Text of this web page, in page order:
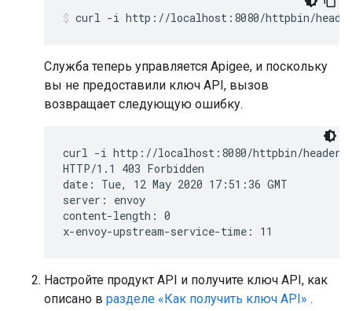
Служба теперь управляется Apigee, и поскольку
вы не предоставили ключ API, вызов
возвращает следующую ошибку.
curl -i http://localhost:8080/httpbin/headers
HTTP/1.1 403 Forbidden
date: Tue, 12 May 2020 17:51:36 GMT
server: envoy
content-length: 0
x-envoy-upstream-service-time: 11
Настройте продукт API и получите ключ API, как
описано в разделе «Как получить ключ API» .